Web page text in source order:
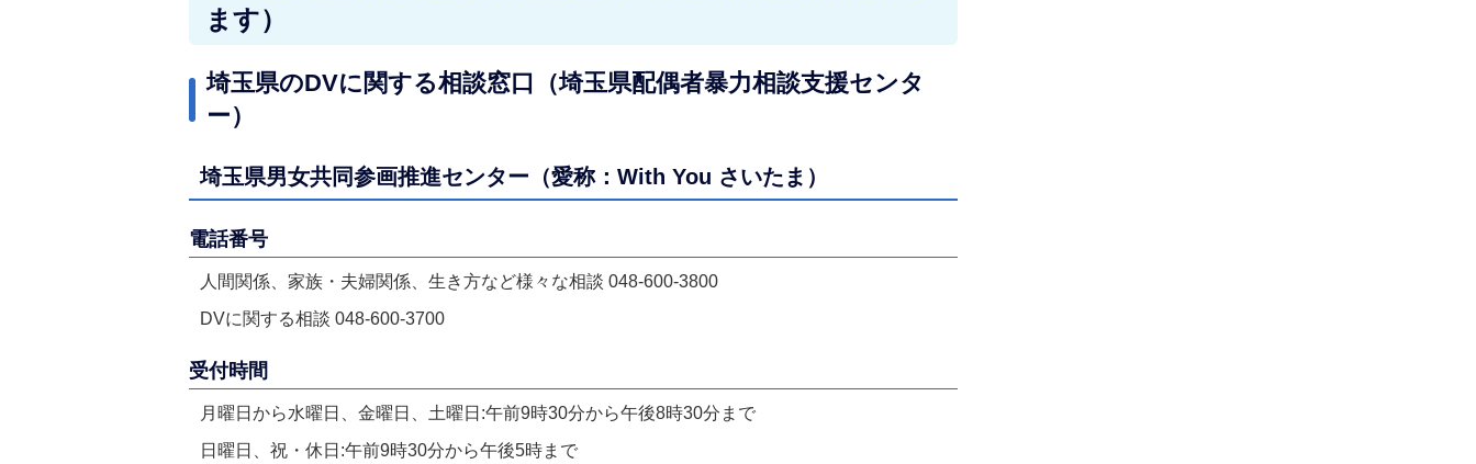
ます）
埼玉県のDVに関する相談窓口（埼玉県配偶者暴力相談支援センタ
ー）
埼玉県男女共同参画推進センター（愛称：With You さいたま）
電話番号
人間関係、家族・夫婦関係、生き方など様々な相談 048-600-3800
DVに関する相談 048-600-3700
受付時間
月曜日から水曜日、金曜日、土曜日:午前9時30分から午後8時30分まで
日曜日、祝・休日:午前9時30分から午後5時まで